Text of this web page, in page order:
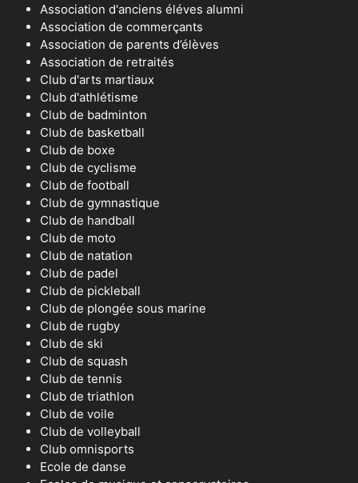
Association d'anciens éléves alumni
Association de commerçants
Association de parents d’élèves
Association de retraités
Club d'arts martiaux
Club d'athlétisme
Club de badminton
Club de basketball
Club de boxe
Club de cyclisme
Club de football
Club de gymnastique
Club de handball
Club de moto
Club de natation
Club de padel
Club de pickleball
Club de plongée sous marine
Club de rugby
Club de ski
Club de squash
Club de tennis
Club de triathlon
Club de voile
Club de volleyball
Club omnisports
Ecole de danse